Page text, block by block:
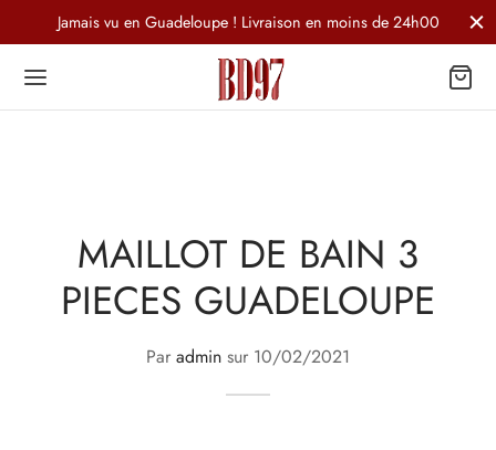
Jamais vu en Guadeloupe ! Livraison en moins de 24h00
MAILLOT DE BAIN 3
PIECES GUADELOUPE
Par admin sur 10/02/2021